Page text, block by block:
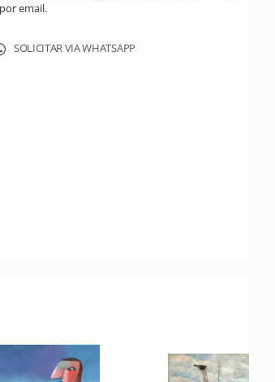
email.
SOLICITAR VIA WHATSAPP